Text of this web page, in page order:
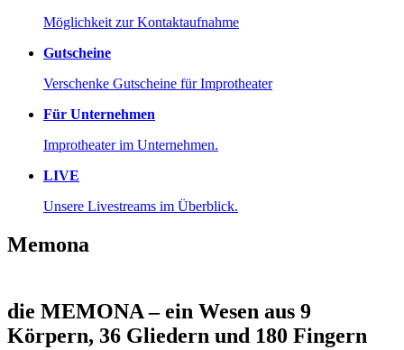
Möglichkeit zur Kontaktaufnahme
Gutscheine
Verschenke Gutscheine für Improtheater
Für Unternehmen
Improtheater im Unternehmen.
LIVE
Unsere Livestreams im Überblick.
Memona
die MEMONA – ein Wesen aus 9
Körpern, 36 Gliedern und 180 Fingern